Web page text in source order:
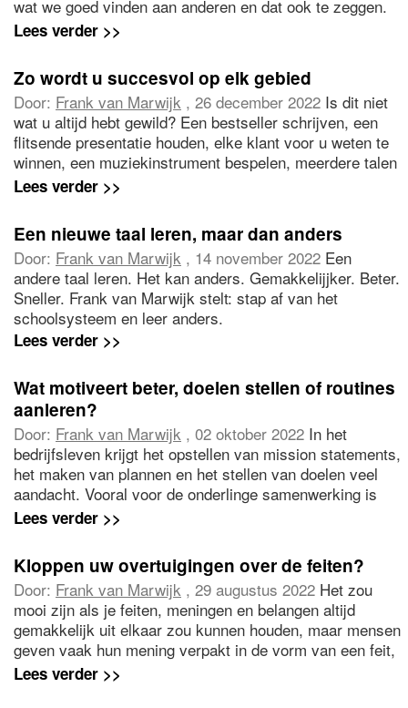
wat we goed vinden aan anderen en dat ook te zeggen.
U kunt de onderlinge waardering tussen medewerkers
stimuleren of bijzondere aandacht geven aan wat zo
gewoon lijkt.
Lees verder >>
Zo wordt u succesvol op elk gebied
Door: Frank van Marwijk , 26 december 2022 Is dit niet
wat u altijd hebt gewild? Een bestseller schrijven, een
flitsende presentatie houden, elke klant voor u weten te
winnen, een muziekinstrument bespelen, meerdere talen
spreken? En dat alles leert u door alleen maar dit artikel
te lezen? Zeker! Dit alles heeft te maken met
uw mindset.
Lees verder >>
Een nieuwe taal leren, maar dan anders
Door: Frank van Marwijk , 14 november 2022 Een
andere taal leren. Het kan anders. Gemakkelijjker. Beter.
Sneller. Frank van Marwijk stelt: stap af van het
schoolsysteem en leer anders.
Lees verder >>
Wat motiveert beter, doelen stellen of routines
aanleren?
Door: Frank van Marwijk , 02 oktober 2022 In het
bedrijfsleven krijgt het opstellen van mission statements,
het maken van plannen en het stellen van doelen veel
aandacht. Vooral voor de onderlinge samenwerking is
het essentieel dat iedereen weet waar we mee bezig zijn
en wat we willen bereiken. Dat is een belangrijk
uitgangspunt om effectief afspraken te kunnen maken.
Lees verder >>
Kloppen uw overtuigingen over de feiten?
Door: Frank van Marwijk , 29 augustus 2022 Het zou
mooi zijn als je feiten, meningen en belangen altijd
gemakkelijk uit elkaar zou kunnen houden, maar mensen
geven vaak hun mening verpakt in de vorm van een feit,
zoals: “De informatie die we hebben is niet betrouwbaar”
of “We hebben er te weinig tijd voor”.
Lees verder >>